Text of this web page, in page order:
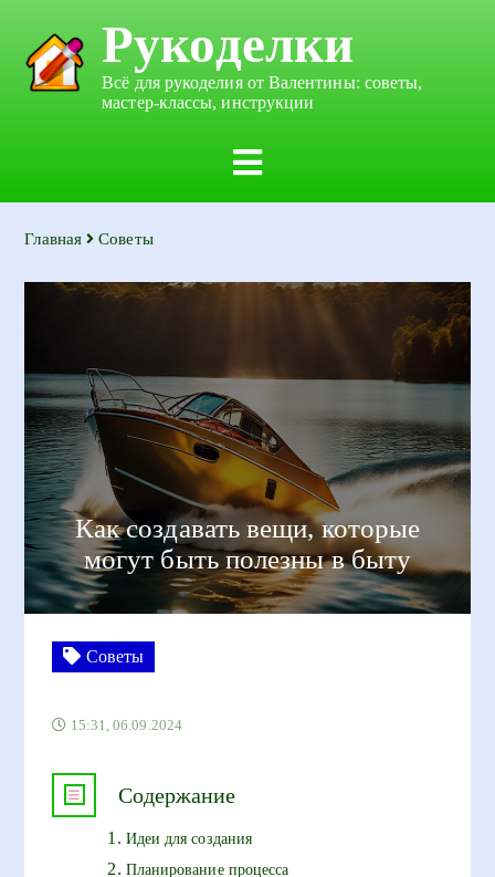
Рукоделки
Всё для рукоделия от Валентины: советы,
мастер-классы, инструкции
Главная Советы
Как создавать вещи, которые
могут быть полезны в быту
Советы
15:31, 06.09.2024
Содержание
Идеи для создания
Планирование процесса